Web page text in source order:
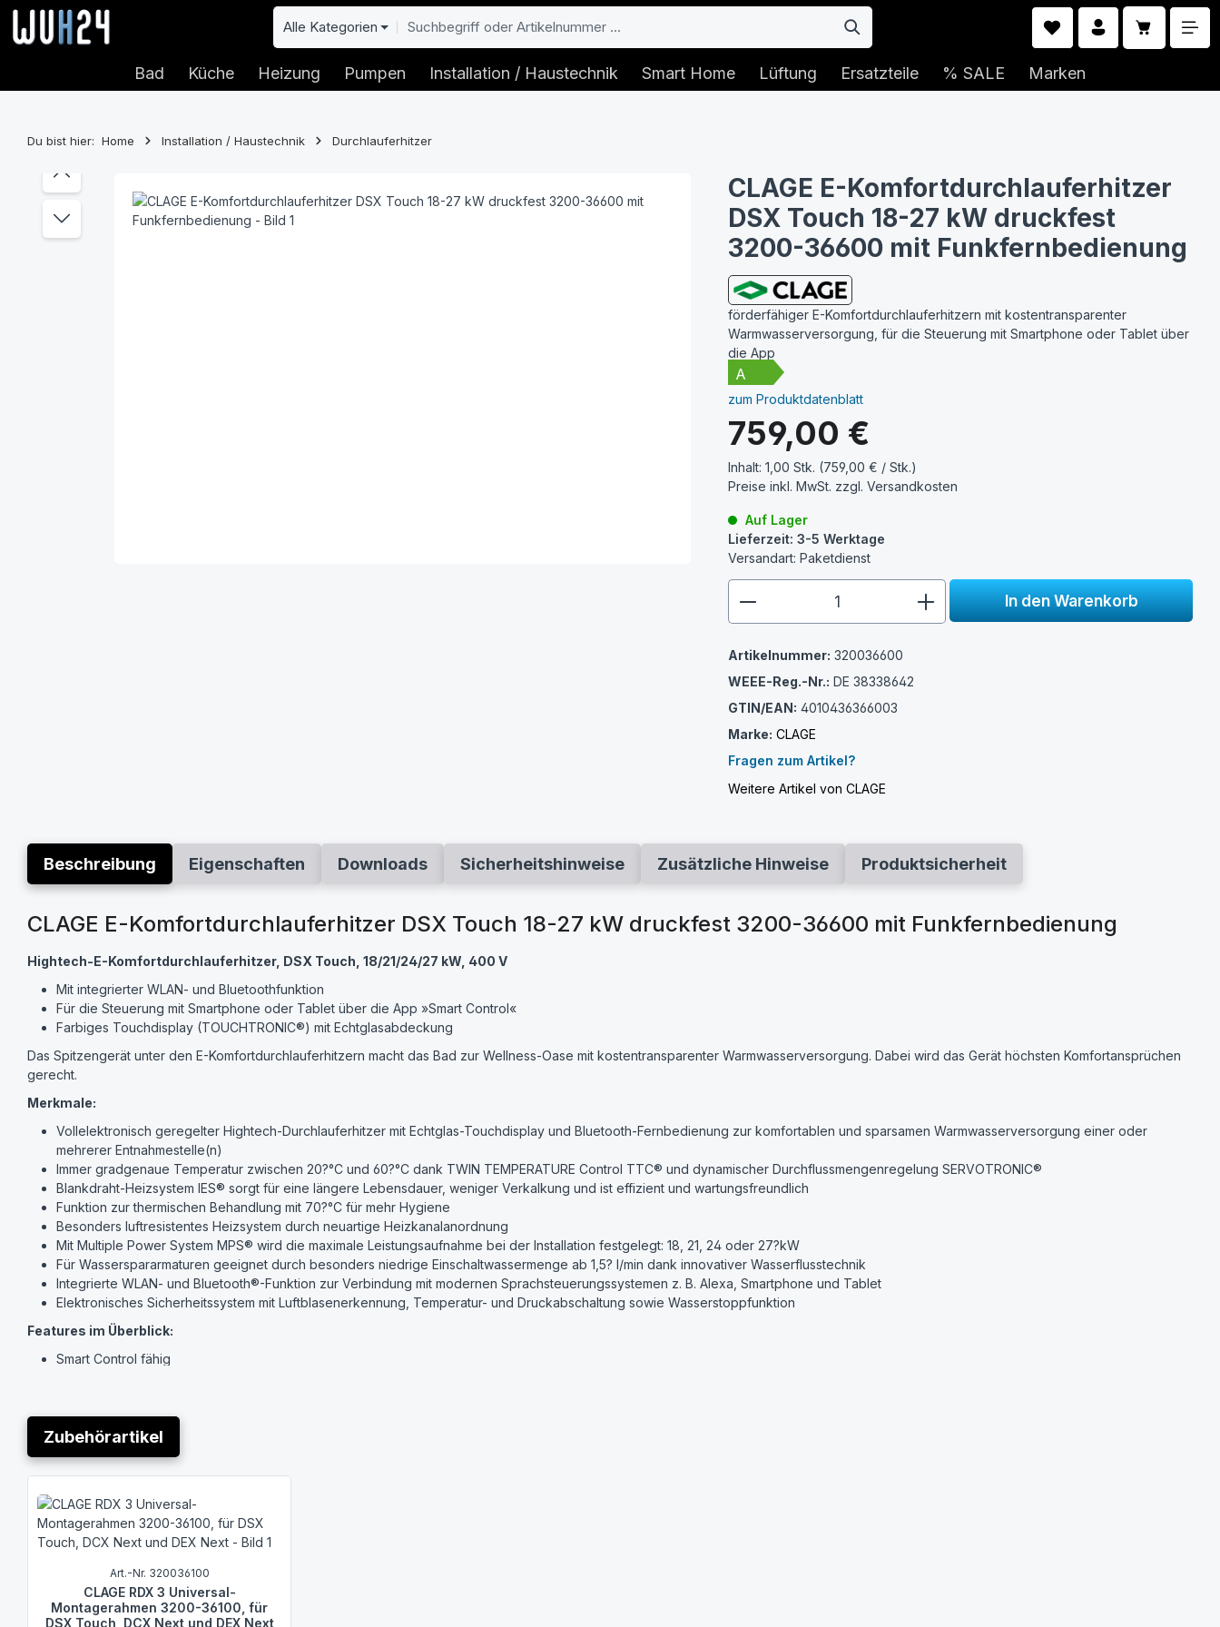
Hauptinhalt springen
Zur Suche springen
Zur Hauptnavigation springen Alle Kategorien
Bad Küche Heizung Pumpen Installation / Haustechnik Smart Home Lüftung Ersatzteile % SALE Marken
Du bist hier: Home Installation / Haustechnik Durchlauferhitzer
Bildergalerie überspringen
CLAGE E-Komfortdurchlauferhitzer
DSX Touch 18-27 kW druckfest
3200-36600 mit Funkfernbedienung
förderfähiger E-Komfortdurchlauferhitzern mit kostentransparenter
Warmwasserversorgung, für die Steuerung mit Smartphone oder Tablet über
die App
zum Produktdatenblatt
759,00 €
Inhalt:1,00 Stk. (759,00 € / Stk.)
Preise inkl. MwSt. zzgl.Versandkosten
Auf Lager
Lieferzeit: 3-5 Werktage
Versandart: Paketdienst
In den Warenkorb
Artikelnummer: 320036600
WEEE-Reg.-Nr.: DE 38338642
GTIN/EAN: 4010436366003
Marke: CLAGE
Fragen zum Artikel?
Weitere Artikel von CLAGE
Beschreibung Eigenschaften Downloads Sicherheitshinweise Zusätzliche Hinweise Produktsicherheit
CLAGE E-Komfortdurchlauferhitzer DSX Touch 18-27 kW druckfest 3200-36600 mit Funkfernbedienung
Hightech-E-Komfortdurchlauferhitzer, DSX Touch, 18/21/24/27 kW, 400 V
Mit integrierter WLAN- und Bluetoothfunktion
Für die Steuerung mit Smartphone oder Tablet über die App »Smart Control«
Farbiges Touchdisplay (TOUCHTRONIC®) mit Echtglasabdeckung
Das Spitzengerät unter den E-Komfortdurchlauferhitzern macht das Bad zur Wellness-Oase mit kostentransparenter Warmwasserversorgung. Dabei wird das Gerät höchsten Komfortansprüchen
gerecht.
Merkmale:
Vollelektronisch geregelter Hightech-Durchlauferhitzer mit Echtglas-Touchdisplay und Bluetooth-Fernbedienung zur komfortablen und sparsamen Warm­wasser­versorgung einer oder
mehrerer Entnahme­stelle(n)
Immer gradgenaue Temperatur zwischen 20?°C und 60?°C dank TWIN TEMPERATURE Control TTC® und dyna­mischer Durchflussmengenregelung SERVO­TRONIC®
Blankdraht-Heizsystem IES® sorgt für eine längere Lebensdauer, weniger Verkalkung und ist effizient und wartungsfreundlich
Funktion zur thermischen Behandlung mit 70?°C für mehr Hygiene
Besonders luftresistentes Heizsystem durch neuartige Heizkanalanordnung
Mit Multiple Power System MPS® wird die maximale Leistungs­aufnahme bei der Installation festgelegt: 18, 21, 24 oder 27?kW
Für Wasserspararmaturen geeignet durch besonders niedrige Einschaltwassermenge ab 1,5? l/min dank innovativer Wasserflusstechnik
Integrierte WLAN- und Bluetooth®-Funktion zur Verbindung mit modernen Sprachsteuerungssystemen z. B. Alexa, Smartphone und Tablet
Elektronisches Sicherheitssystem mit Luftblasen­erkennung, Temperatur- und Druckabschaltung sowie Wasserstoppfunktion
Features im Überblick:
Smart Control fähig
Solartauglich, für Nacherwärmung geeignet
Anwendungsbereich:
Badewanne
Küchenspüle
Nennleistung (variabel einstellbar durch MPS) [kW]: 18/21/24/27
(Die eingestellte Anschlussleistung beeinflusst die Werte bei Nennstrom, Kabelquerschnitt und Warmwasserleistung)
Zubehörartikel
Art.-Nr. 320036100
CLAGE RDX 3 Univer­sal-
Montagerahmen 3200-36100, für
DSX Touch, DCX Next und DEX Next